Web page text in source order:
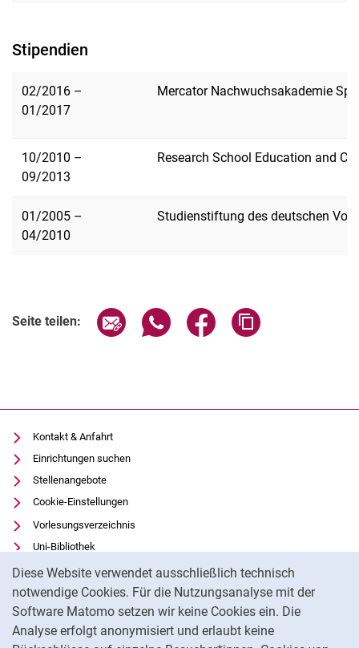
Diese Website verwendet ausschließlich technisch
notwendige Cookies. Für die Nutzungsanalyse mit der
Software Matomo setzen wir keine Cookies ein. Die
Analyse erfolgt anonymisiert und erlaubt keine
Stipendien
02/2016 –
01/2017
Mercator Nachwuchsakademie
10/2010 –
09/2013
Research School Education and
01/2005 –
04/2010
Studienstiftung des deutschen
Seite teilen: Seite über E-Mail teilen
Seite über WhatsApp teilen
Seite über Facebook
Kontakt & Anfahrt
Einrichtungen suchen
Stellenangebote
Cookie-Einstellungen
Vorlesungsverzeichnis
Uni-Bibliothek
Moodle
Panopto
Datenschutz
Barrierefreiheit